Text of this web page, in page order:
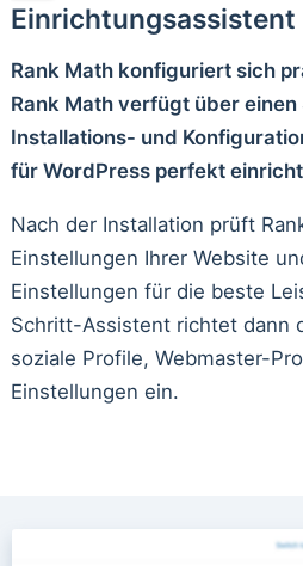
Einrichtungsassistent
Rank Math konfiguriert sich
Rank Math verfügt über
Installations- und
für WordPress perfekt
Nach der Installation prüft
Einstellungen Ihrer Website
Einstellungen für die beste
Schritt-Assistent richtet dann
soziale Profile, Webmaster-
Einstellungen ein.